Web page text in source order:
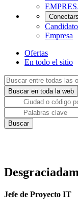
Candidato
Empresa
Ofertas
En todo el sitio
Jefe de Proyecto IT